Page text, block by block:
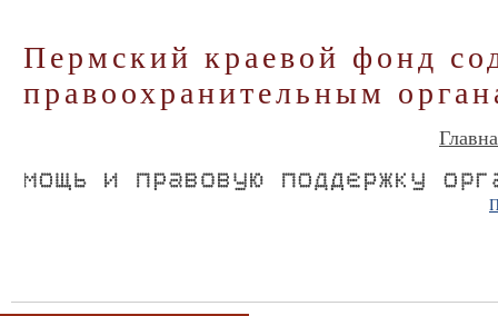
Пермский краевой фонд
правоохранительным